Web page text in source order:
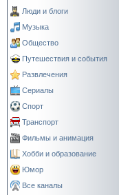
Люди и блоги
Музыка
Общество
Путешествия и события
Развлечения
Сериалы
Спорт
Транспорт
Фильмы и анимация
Хобби и образование
Юмор
Все каналы